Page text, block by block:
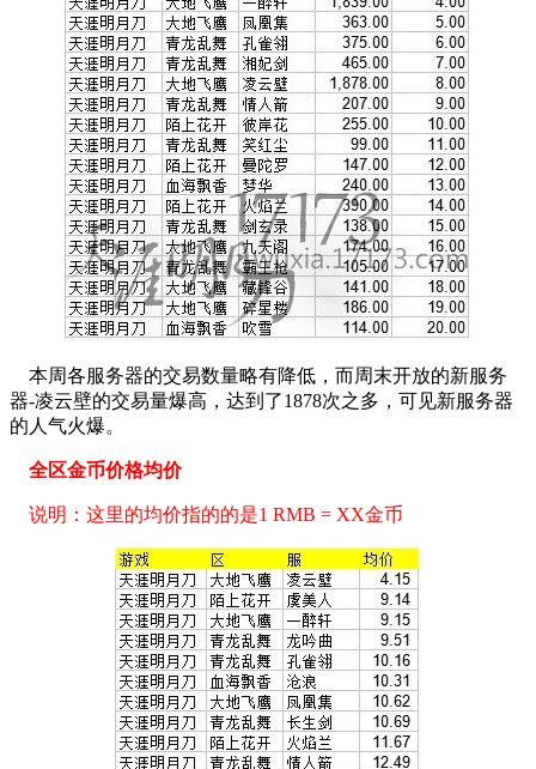
本周各服务器的交易数量略有降低，而周末开放的新服务
器-凌云壁的交易量爆高，达到了1878次之多，可见新服务器
的人气火爆。
全区金币价格均价
说明：这里的均价指的的是1 RMB = XX金币